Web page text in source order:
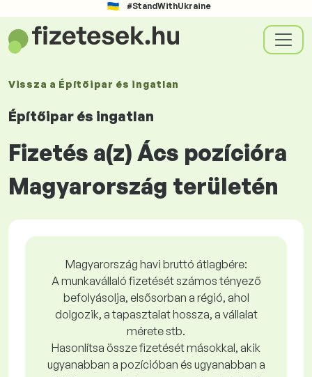
#StandWithUkraine
Vissza a Építőipar és ingatlan
Építőipar és ingatlan
Fizetés a(z) Ács pozícióra
Magyarország területén
Magyarország havi bruttó átlagbére:
A munkavállaló fizetését számos tényező
befolyásolja, elsősorban a régió, ahol
dolgozik, a tapasztalat hossza, a vállalat
mérete stb.
Hasonlítsa össze fizetését másokkal, akik
ugyanabban a pozícióban és ugyanabban a